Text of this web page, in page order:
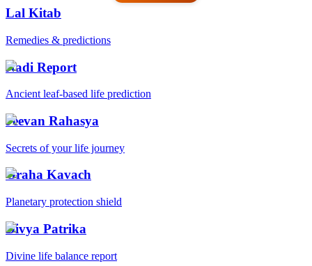
Lal Kitab
Remedies & predictions
Nadi Report
Ancient leaf-based life prediction
Jeevan Rahasya
Secrets of your life journey
Graha Kavach
Planetary protection shield
Divya Patrika
Divine life balance report